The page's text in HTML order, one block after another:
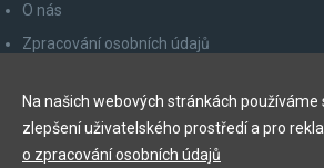
O nás
Zpracování osobních údajů
Odhlášení z newsletteru
Na našich webových stránkách používáme
zlepšení uživatelského prostředí a pro
o zpracování osobních údajů